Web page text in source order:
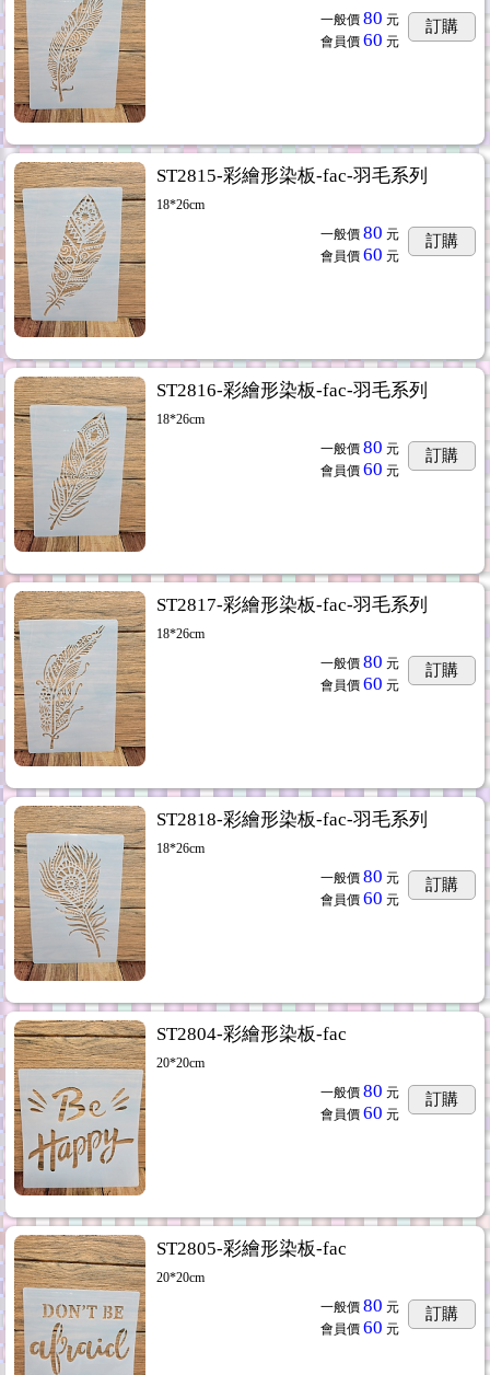
一般價 80 元
會員價 60 元
訂購
ST2815-彩繪形染板-fac-羽毛系列
18*26cm
一般價 80 元
會員價 60 元
訂購
ST2816-彩繪形染板-fac-羽毛系列
18*26cm
一般價 80 元
會員價 60 元
訂購
ST2817-彩繪形染板-fac-羽毛系列
18*26cm
一般價 80 元
會員價 60 元
訂購
ST2818-彩繪形染板-fac-羽毛系列
18*26cm
一般價 80 元
會員價 60 元
訂購
ST2804-彩繪形染板-fac
20*20cm
一般價 80 元
會員價 60 元
訂購
ST2805-彩繪形染板-fac
20*20cm
一般價 80 元
會員價 60 元
訂購